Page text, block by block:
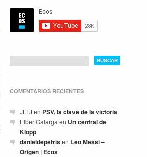
COMENTARIOS RECIENTES
JLFJ en PSV, la clave de la victoria
Elber Galarga en Un central de
Klopp
danieldepetrisen Leo Messi –
Origen | Ecos